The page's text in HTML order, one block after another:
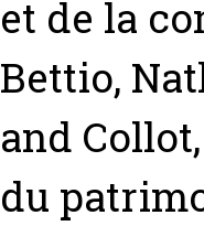
et de la
Bettio,
and
du